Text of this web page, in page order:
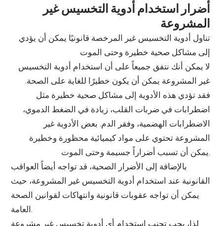
أضرار استخدام أدوية التخسيس غير
المشروعة
تناول أدوية التخسيس غير المرخصة قانونيًا يمكن أن يؤدي
إلى مشاكل صحية خطيرة وحتى الموت
لا يمكن أنك نتفق جميعاً على أن استخدام أدوية التخسيس
غير المشروعة يمكن أن يكون خطيرًا للغاية على الصحة.
فقد تؤدي هذه الأدوية إلى مشاكل صحية خطيرة مثل
اضطرابات في ضربات القلب، زيادة في الضغط الدموي،
الاضطرابات الهضمية، وفقر الدم. بعض الأدوية غير
المشروعة تحتوي على مواد كيميائية محظورة وخطيرة
يمكن أن تسبب أضراراً جسيمة وحتى الموت.
بالإضافة إلى الأضرار الصحية، قد تواجه أيضاً العواقب
القانونية عند استخدام أدوية التخسيس غير المشروعة، حيث
يمكن أن تواجه عقوبات قانونية وانتهاكات لقوانين الصحة
العامة.
لذا، يجب تجنب استخدام أي أدوية تخسيس غير مشروعة